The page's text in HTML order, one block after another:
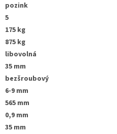
pozink
5
175 kg
875 kg
libovolná
35 mm
bezšroubový
6-9 mm
565 mm
0,9 mm
35 mm